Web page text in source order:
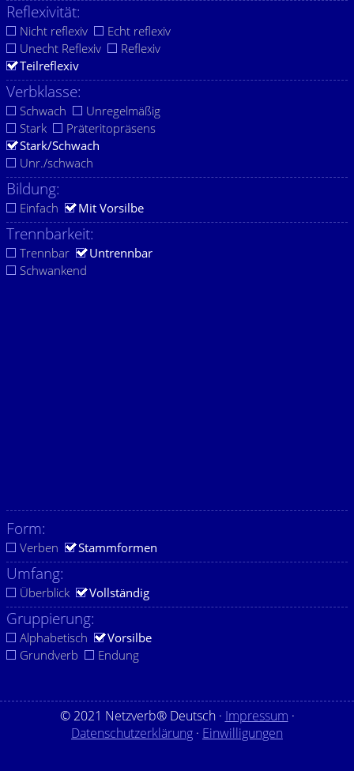
Reflexivität:
Nicht reflexiv
Echt reflexiv
Unecht Reflexiv
Reflexiv
Teilreflexiv
Verbklasse:
Schwach
Unregelmäßig
Stark
Präteritopräsens
Stark/Schwach
Unr./schwach
Bildung:
Einfach Mit Vorsilbe
Trennbarkeit:
Trennbar
Untrennbar
Schwankend
Form:
Verben Stammformen
Umfang:
Überblick Vollständig
Gruppierung:
Alphabetisch
Vorsilbe
Grundverb
Endung
© 2021 Netzverb® Deutsch · Impressum ·
Datenschutzerklärung · Einwilligungen